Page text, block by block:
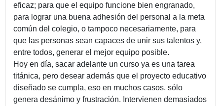
eficaz; para que el equipo funcione bien engranado,
para lograr una buena adhesión del personal a la meta
común del colegio, o tampoco necesariamente, para
que las personas sean capaces de unir sus talentos y,
entre todos, generar el mejor equipo posible.
Hoy en día, sacar adelante un curso ya es una tarea
titánica, pero desear además que el proyecto educativo
diseñado se cumpla, eso en muchos casos, sólo
genera desánimo y frustración. Intervienen demasiados